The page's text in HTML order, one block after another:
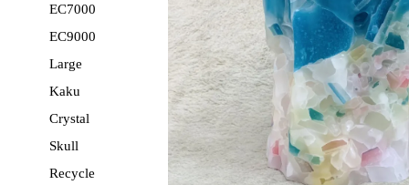
EC7000
EC9000
Large
Kaku
Crystal
Skull
Recycle